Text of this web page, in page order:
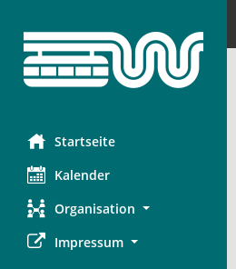
Startseite
Kalender
Organisation
Impressum